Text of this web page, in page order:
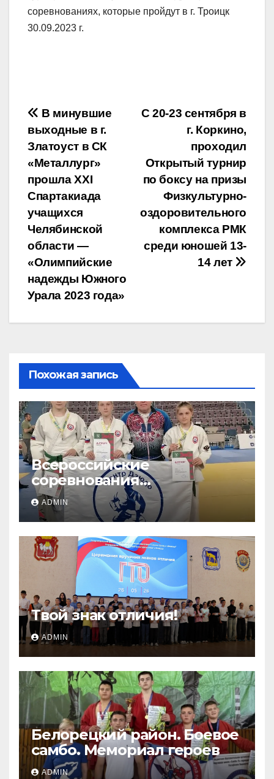
соревнованиях, которые пройдут в г. Троицк
30.09.2023 г.
Навигация
по
записям
С 20-23 сентября в
г. Коркино,
проходил
Открытый турнир
по боксу на призы
Физкультурно-
оздоровительного
комплекса РМК
среди юношей 13-
14 лет
В минувшие
выходные в г.
Златоуст в СК
«Металлург»
прошла XXI
Спартакиада
учащихся
Челябинской
области —
«Олимпийские
надежды Южного
Урала 2023 года»
Похожая запись
Всероссийские
соревнования
«ЛОКОДЗЮДО»!
ADMIN
Твой знак отличия!
ADMIN
Белорецкий район. Боевое
самбо. Мемориал героев
ADMIN